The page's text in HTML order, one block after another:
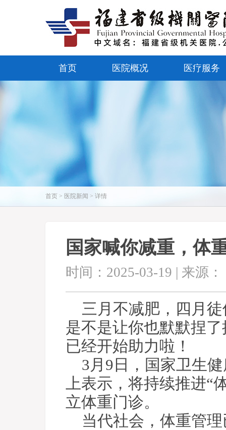
首页 医院概况 医疗服务
首页 > 医院新闻 > 详情
国家喊你减重，体
时间：2025-03-19 | 来源
三月不减肥，四月
是不是让你也默默捏
已经开始助力啦！
3月9日，国家卫生
上表示，将持续推进“
立体重门诊。
当代社会，体重管